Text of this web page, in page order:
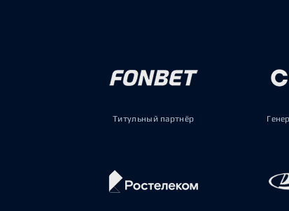
Титульный партнёр